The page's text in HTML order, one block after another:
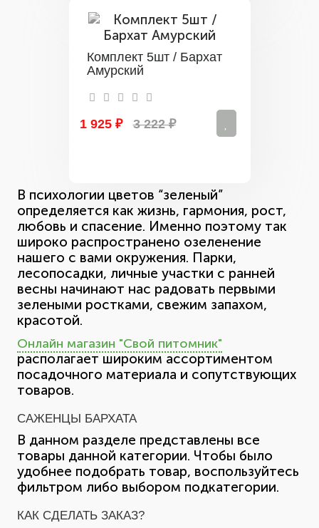
Комплект 5шт / Бархат
Амурский
1 925 ₽ 3 222 ₽
В психологии цветов “зеленый”
определяется как жизнь, гармония, рост,
любовь и спасение. Именно поэтому так
широко распространено озеленение
нашего с вами окружения. Парки,
лесопосадки, личные участки с ранней
весны начинают нас радовать первыми
зелеными ростками, свежим запахом,
красотой.
Онлайн магазин "Свой питомник"
располагает широким ассортиментом
посадочного материала и сопутствующих
товаров.
САЖЕНЦЫ БАРХАТА
В данном разделе представлены все
товары данной категории. Чтобы было
удобнее подобрать товар, воспользуйтесь
фильтром либо выбором подкатегории.
КАК СДЕЛАТЬ ЗАКАЗ?